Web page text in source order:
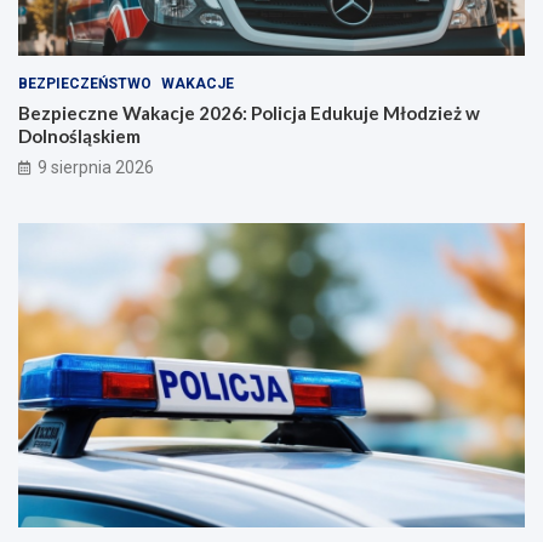
BEZPIECZEŃSTWO WAKACJE
Bezpieczne Wakacje 2026: Policja Edukuje Młodzież w
Dolnośląskiem
9 sierpnia 2026